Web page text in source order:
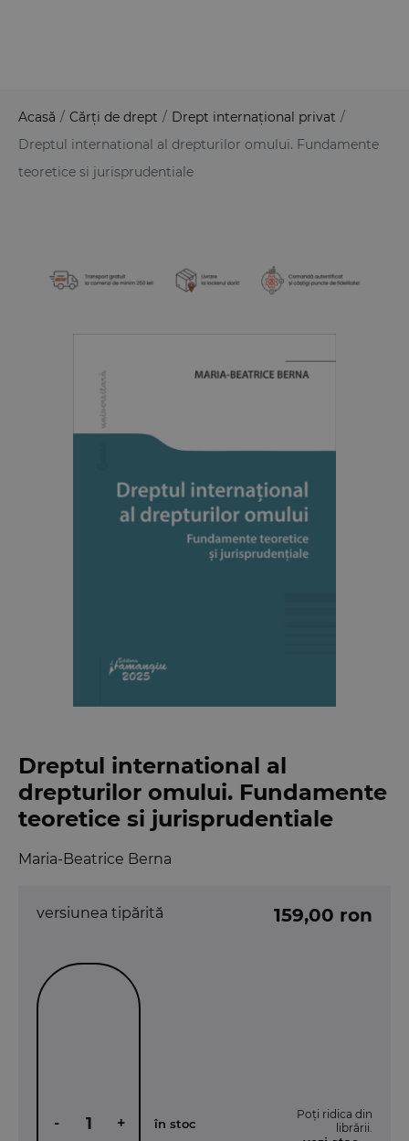
Acasă / Cărți de drept / Drept internațional privat /
Dreptul international al drepturilor omului. Fundamente
teoretice si jurisprudentiale
Dreptul international al
drepturilor omului. Fundamente
teoretice si jurisprudentiale
Maria-Beatrice Berna
versiunea tipărită 159,00 ron
- + în stoc
Poți ridica din
librării.